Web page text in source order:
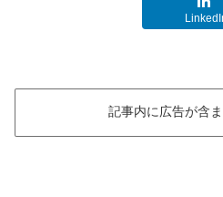
記事内に広告が含ま